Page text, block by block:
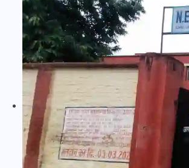
24 अगस्त 2025